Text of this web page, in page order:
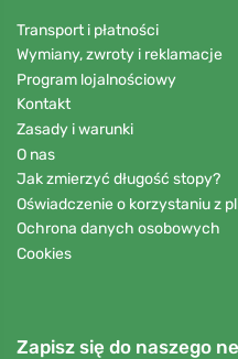
Transport i płatności
Wymiany, zwroty i reklamacje
Program lojalnościowy
Kontakt
Zasady i warunki
O nas
Jak zmierzyć długość stopy?
Oświadczenie o korzystaniu z
Ochrona danych osobowych
Cookies
Zapisz się do naszego